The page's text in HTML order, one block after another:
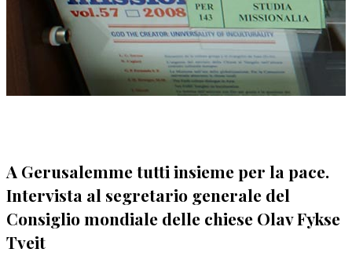
A Gerusalemme tutti insieme per la pace.
Intervista al segretario generale del
Consiglio mondiale delle chiese Olav Fykse
Tveit